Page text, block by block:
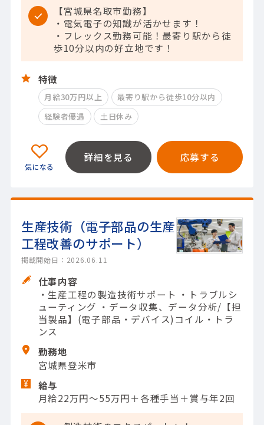
【宮城県名取市勤務】
・電気電子の知識が活かせます！
・フレックス勤務可能！最寄り駅から徒
歩10分以内の好立地です！
特徴
月給30万円以上
最寄り駅から徒歩10分以内
経験者優遇
土日休み
詳細を見る 応募する
生産技術（電子部品の生産
工程改善のサポート）
掲載開始日：2026.06.11
仕事内容
・生産工程の製造技術サポート ・トラブルシ
ューティング ・データ収集、データ分析/【担
当製品】(電子部品・デバイス)コイル・トラ
ンス
勤務地
宮城県登米市
給与
月給22万円～55万円＋各種手当＋賞与年2回